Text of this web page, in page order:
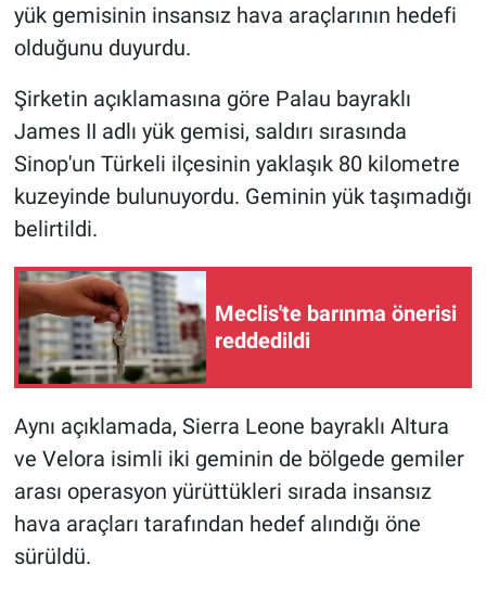
yük gemisinin insansız hava araçlarının hedefi
olduğunu duyurdu.
Şirketin açıklamasına göre Palau bayraklı
James II adlı yük gemisi, saldırı sırasında
Sinop'un Türkeli ilçesinin yaklaşık 80 kilometre
kuzeyinde bulunuyordu. Geminin yük taşımadığı
belirtildi.
Meclis'te barınma önerisi
reddedildi
Aynı açıklamada, Sierra Leone bayraklı Altura
ve Velora isimli iki geminin de bölgede gemiler
arası operasyon yürüttükleri sırada insansız
hava araçları tarafından hedef alındığı öne
sürüldü.